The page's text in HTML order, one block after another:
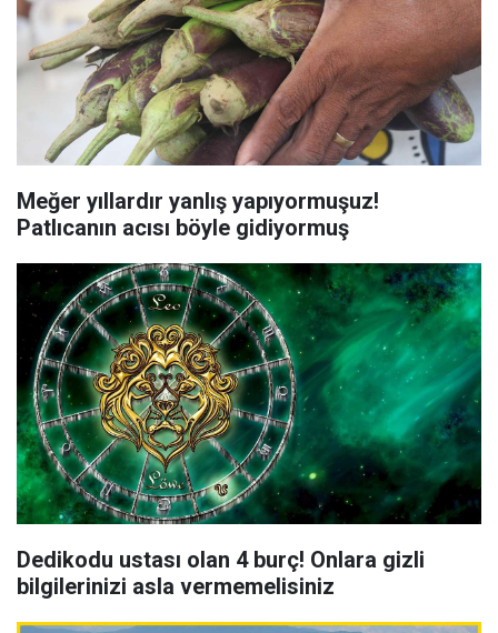
Meğer yıllardır yanlış yapıyormuşuz!
Patlıcanın acısı böyle gidiyormuş
Dedikodu ustası olan 4 burç! Onlara gizli
bilgilerinizi asla vermemelisiniz